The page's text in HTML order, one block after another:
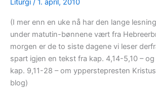
Kirke
nå
omtales
(I mer enn en uke nå har den lange
under matutin-bønnene vært fra
morgen er de to siste dagene vi leser
spart igjen en tekst fra kap. 4,14-5,10 –
kap. 9,11-28 – om ypperstepresten
blog)